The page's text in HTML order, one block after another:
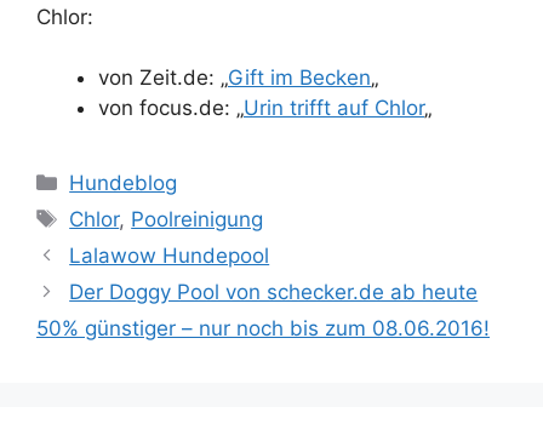
Chlor:
von Zeit.de: „Gift im Becken„
von focus.de: „Urin trifft auf Chlor„
Kategorien
Hundeblog
Schlagwörter
Chlor, Poolreinigung
Lalawow Hundepool
Der Doggy Pool von schecker.de ab heute
50% günstiger – nur noch bis zum 08.06.2016!